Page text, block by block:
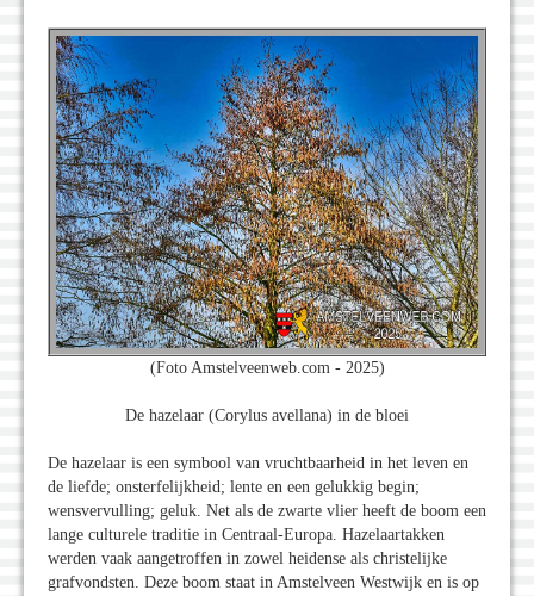
(Foto Amstelveenweb.com - 2025)
De hazelaar (Corylus avellana) in de bloei
De hazelaar is een symbool van vruchtbaarheid in het leven en
de liefde; onsterfelijkheid; lente en een gelukkig begin;
wensvervulling; geluk. Net als de zwarte vlier heeft de boom een
lange culturele traditie in Centraal-Europa. Hazelaartakken
werden vaak aangetroffen in zowel heidense als christelijke
grafvondsten. Deze boom staat in Amstelveen Westwijk en is op